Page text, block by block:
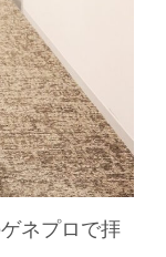
ネプロで拝